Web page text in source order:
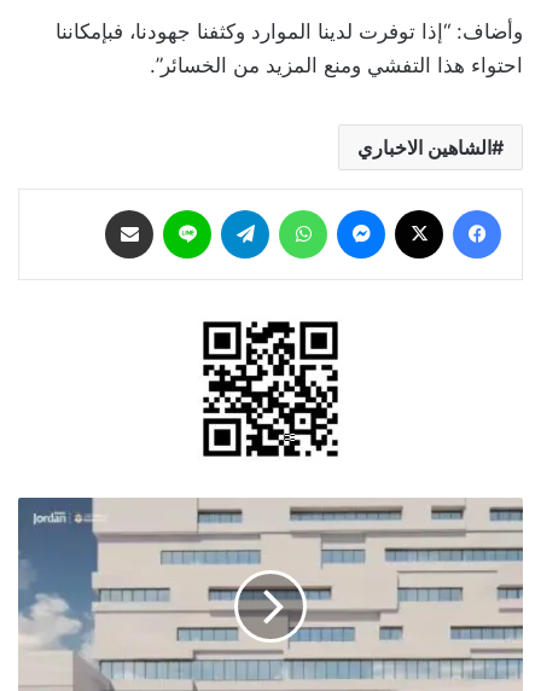
وأضاف: “إذا توفرت لدينا الموارد وكثفنا جهودنا، فبإمكاننا
احتواء هذا التفشي ومنع المزيد من الخسائر”.
الشاهين الاخباري
فيسبوك ماسنجر واتساب تيلقرام لاين
بالفيديو..
ماذا
تعرف
عن
مستشفى
مأدبا
الجديد؟